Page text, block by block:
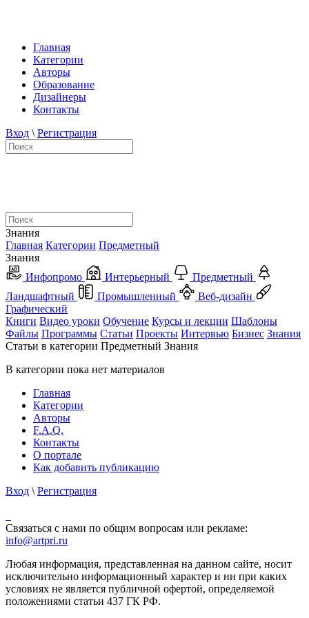
Главная
Категории
Авторы
Образование
Дизайнеры
Контакты
Вход \ Регистрация
Знания
Главная Категории Предметный
Знания
Инфопромо
Интерьерный
Предметный
Ландшафтный
Промышленный
Веб-дизайн
Графический
Книги Видео уроки Обучение Курсы и лекции Шаблоны
Файлы Программы Статьи Проекты Интервью Бизнес Знания
Статьи в категории Предметный Знания
В категории пока нет материалов
Главная
Категории
Авторы
F.A.Q.
Контакты
О портале
Как добавить публикацию
Вход \ Регистрация
Связаться с нами по общим вопросам или рекламе:
info@artpri.ru
Любая информация, представленная на данном сайте, носит
исключительно информационный характер и ни при каких
условиях не является публичной офертой, определяемой
положениями статьи 437 ГК РФ.